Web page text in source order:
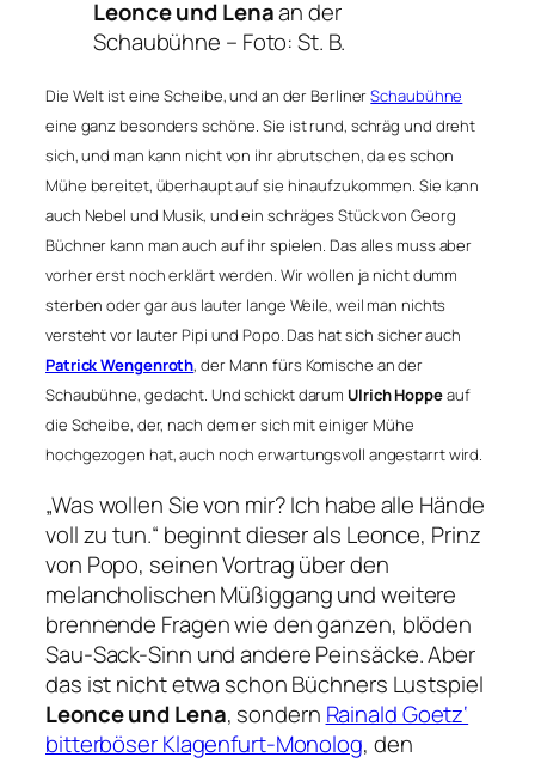
Leonce und Lenaan der
Schaubühne – Foto: St. B.
Die Welt ist eine Scheibe, und an der BerlinerSchaubühne
eine ganz besonders schöne. Sie ist rund, schräg und dreht
sich, und man kann nicht von ihr abrutschen, da es schon
Mühe bereitet, überhaupt auf sie hinaufzukommen. Sie kann
auch Nebel und Musik, und ein schräges Stück von Georg
Büchner kann man auch auf ihr spielen. Das alles muss aber
vorher erst noch erklärt werden. Wir wollen ja nicht dumm
sterben oder gar aus lauter lange Weile, weil man nichts
versteht vor lauter Pipi und Popo. Das hat sich sicher auch
Patrick Wengenroth, der Mann fürs Komische an der
Schaubühne, gedacht. Und schickt darum Ulrich Hoppeauf
die Scheibe, der, nach dem er sich mit einiger Mühe
hochgezogen hat, auch noch erwartungsvoll angestarrt wird.
„Was wollen Sie von mir? Ich habe alle Hände
voll zu tun.“ beginnt dieser als Leonce, Prinz
von Popo, seinen Vortrag über den
melancholischen Müßiggang und weitere
brennende Fragen wie den ganzen, blöden
Sau-Sack-Sinn und andere Peinsäcke. Aber
das ist nicht etwa schon Büchners Lustspiel
Leonce und Lena, sondern Rainald Goetz‘
bitterböser Klagenfurt-Monolog, den